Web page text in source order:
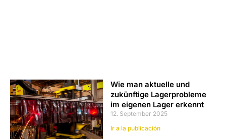
Wie man aktuelle und
zukünftige Lagerprobleme
im eigenen Lager erkennt
12. September 2025
Ir a la publicación